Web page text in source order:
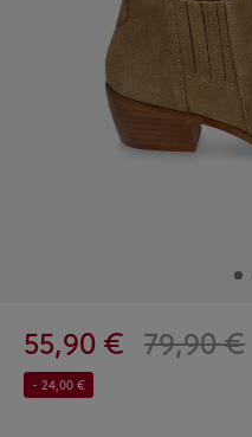
55,90 € 79,90 €
- 24,00 €